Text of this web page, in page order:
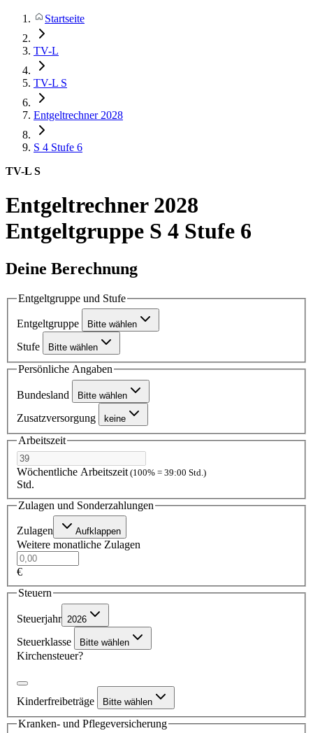
Startseite
TV-L
TV-L S
Entgeltrechner 2028
S 4 Stufe 6
TV-L S
Entgeltrechner 2028
Entgeltgruppe S 4 Stufe 6
Deine Berechnung
Entgeltgruppe und Stufe
Entgeltgruppe Bitte wählen
Stufe Bitte wählen
Persönliche Angaben
Bundesland Bitte wählen
Zusatzversorgung keine
Arbeitszeit
Wöchentliche Arbeitszeit (100% = 39:00 Std.)
Std.
Zulagen und Sonderzahlungen
Zulagen Aufklappen
Weitere monatliche Zulagen
€
Steuern
Steuerjahr 2026
Steuerklasse Bitte wählen
Kirchensteuer?
Kinderfreibeträge Bitte wählen
Kranken- und Pflegeversicherung